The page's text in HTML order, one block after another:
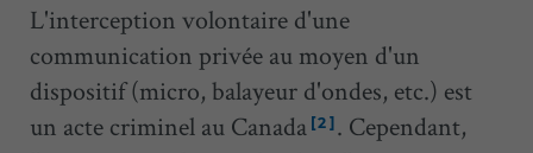
L'interception volontaire d'une
communication privée au moyen d'un
dispositif (micro, balayeur d'ondes, etc.) est
un acte criminel au Canada [2] . Cependant,